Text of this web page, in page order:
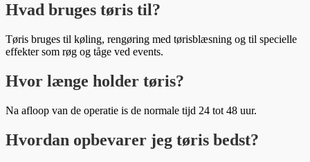
Hvad bruges tøris til?
Tøris bruges til køling, rengøring med tørisblæsning og til specielle
effekter som røg og tåge ved events.
Hvor længe holder tøris?
Na afloop van de operatie is de normale tijd 24 tot 48 uur.
Hvordan opbevarer jeg tøris bedst?